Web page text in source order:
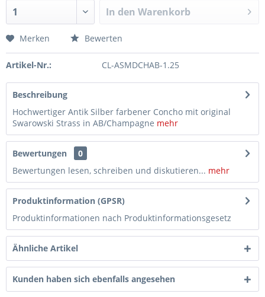
In den Warenkorb
Merken Bewerten
Artikel-Nr.: CL-ASMDCHAB-1.25
Beschreibung
Hochwertiger Antik Silber farbener Concho mit original
Swarowski Strass in AB/Champagne mehr
Bewertungen
0
Bewertungen lesen, schreiben und diskutieren... mehr
Produktinformation (GPSR)
Produktinformationen nach Produktinformationsgesetz
Ähnliche Artikel
Kunden haben sich ebenfalls angesehen